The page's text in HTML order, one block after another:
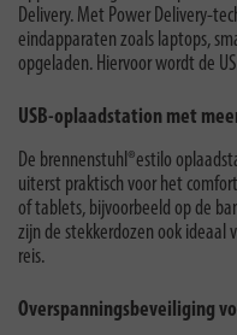
Delivery. Met Power Delivery-
eindapparaten zoals laptops,
opgeladen. Hiervoor wordt de
USB-oplaadstation met
De brennenstuhl®estilo
uiterst praktisch voor het
of tablets, bijvoorbeeld op de
zijn de stekkerdozen ook ideaal
reis.
Overspanningsbeveiliging